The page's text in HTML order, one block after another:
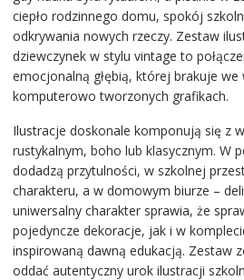
ciepło rodzinnego domu, spokój
odkrywania nowych rzeczy. Zestaw
dziewczynek w stylu vintage to
emocjonalną głębią, której brakuje we
komputerowo tworzonych grafikach.
Ilustracje doskonale komponują się z
rustykalnym, boho lub klasycznym. W
dodadzą przytulności, w szkolnej
charakteru, a w domowym biurze –
uniwersalny charakter sprawia, że
pojedyncze dekoracje, jak i w
inspirowaną dawną edukacją. Zestaw
oddać autentyczny urok ilustracji